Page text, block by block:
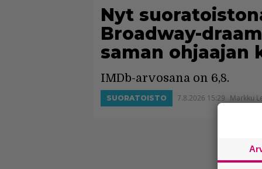
Nyt
Broadway-
saman ohjaajan
IMDb-arvosana on 6,8.
SUORATOISTO 7.8.2026 15:29 Markku